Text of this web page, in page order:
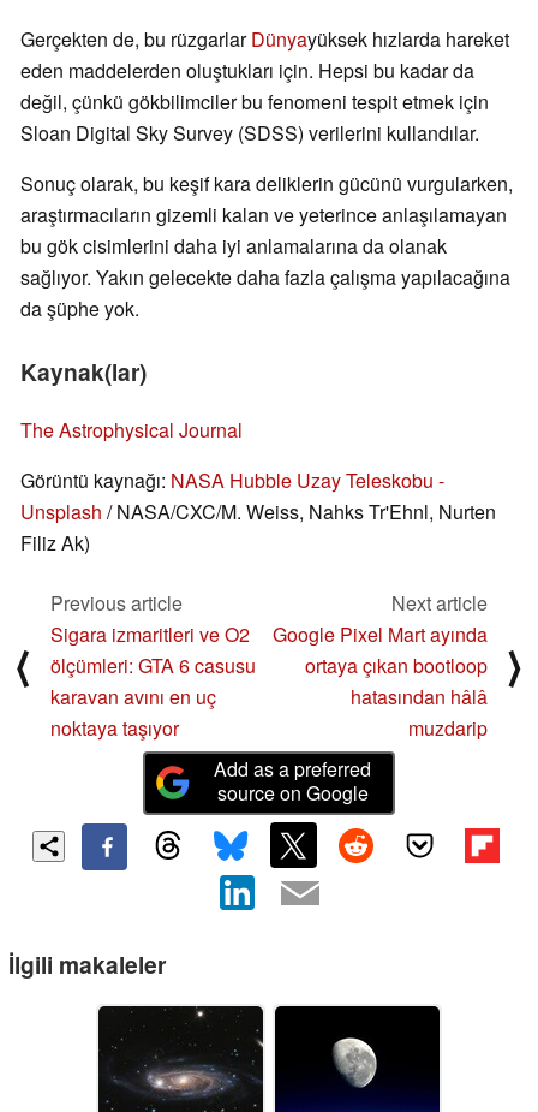
Gerçekten de, bu rüzgarlarDünyayüksek hızlarda hareket
eden maddelerden oluştukları için. Hepsi bu kadar da
değil, çünkü gökbilimciler bu fenomeni tespit etmek için
Sloan Digital Sky Survey (SDSS) verilerini kullandılar.
Sonuç olarak, bu keşif kara deliklerin gücünü vurgularken,
araştırmacıların gizemli kalan ve yeterince anlaşılamayan
bu gök cisimlerini daha iyi anlamalarına da olanak
sağlıyor. Yakın gelecekte daha fazla çalışma yapılacağına
da şüphe yok.
Kaynak(lar)
The Astrophysical Journal
Görüntü kaynağı: NASA Hubble Uzay Teleskobu -
Unsplash / NASA/CXC/M. Weiss, Nahks Tr'Ehnl, Nurten
Filiz Ak)
⟨
Previous article
Sigara izmaritleri ve O2
ölçümleri: GTA 6 casusu
karavan avını en uç
noktaya taşıyor
Next article
Google Pixel Mart ayında
ortaya çıkan bootloop
hatasından hâlâ
muzdarip
⟩
Add as a preferred
source on Google
İlgili makaleler